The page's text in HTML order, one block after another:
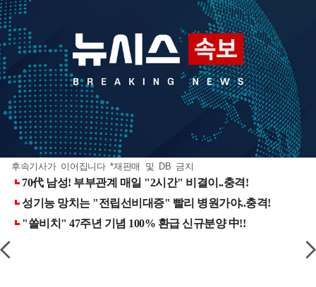
후속기사가 이어집니다 *재판매 및 DB 금지